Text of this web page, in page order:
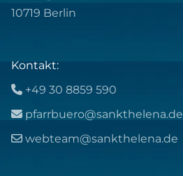
10719 Berlin
Kontakt:
 +49 30 8859 590
 pfarrbuero@sankthelena.de
 webteam@sankthelena.de